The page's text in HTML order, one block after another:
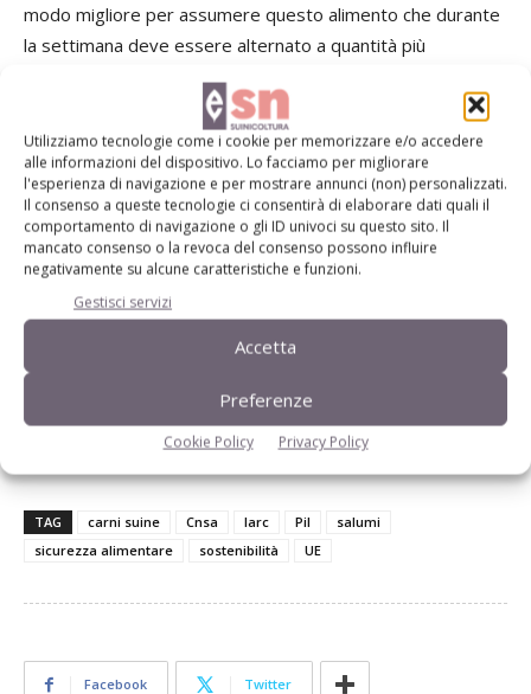
Utilizziamo tecnologie come i cookie per memorizzare e/o accedere
alle informazioni del dispositivo. Lo facciamo per migliorare
l'esperienza di navigazione e per mostrare annunci (non) personalizzati.
Il consenso a queste tecnologie ci consentirà di elaborare dati quali il
comportamento di navigazione o gli ID univoci su questo sito. Il
mancato consenso o la revoca del consenso possono influire
negativamente su alcune caratteristiche e funzioni.
Gestisci servizi
Accetta
Preferenze
Cookie Policy Privacy Policy
modo migliore per assumere questo alimento che durante
la settimana deve essere alternato a quantità più
dieta mediterranea - conclude Calabrese -. Un regime
dietetico adeguato ed equilibrato non solo garantisce un
apporto ottimale di nutrienti, ma permette anche di
ricevere sostanze che svolgono un ruolo preventivo o
protettivo nei confronti di determinate patologie».
Leggi l’articolo completo sulla Rivista di Suinicoltura n.
7-8/2016
L’Edicola della Rivista di Suinicoltura
TAG carni suine Cnsa Iarc Pil
salumi
sicurezza alimentare
sostenibilità UE
Facebook Twitter